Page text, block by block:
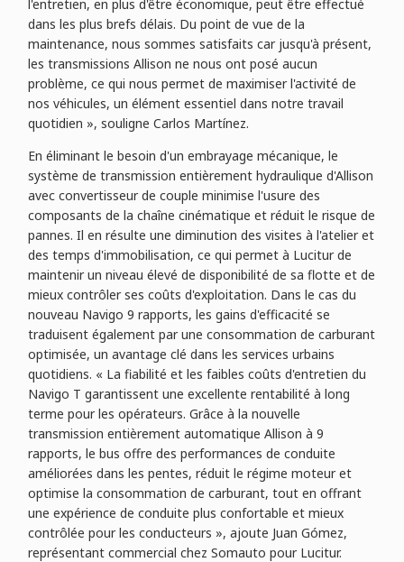
l'entretien, en plus d'être économique, peut être effectué
dans les plus brefs délais. Du point de vue de la
maintenance, nous sommes satisfaits car jusqu'à présent,
les transmissions Allison ne nous ont posé aucun
problème, ce qui nous permet de maximiser l'activité de
nos véhicules, un élément essentiel dans notre travail
quotidien », souligne Carlos Martínez.
En éliminant le besoin d'un embrayage mécanique, le
système de transmission entièrement hydraulique d'Allison
avec convertisseur de couple minimise l'usure des
composants de la chaîne cinématique et réduit le risque de
pannes. Il en résulte une diminution des visites à l'atelier et
des temps d'immobilisation, ce qui permet à Lucitur de
maintenir un niveau élevé de disponibilité de sa flotte et de
mieux contrôler ses coûts d'exploitation. Dans le cas du
nouveau Navigo 9 rapports, les gains d'efficacité se
traduisent également par une consommation de carburant
optimisée, un avantage clé dans les services urbains
quotidiens. « La fiabilité et les faibles coûts d'entretien du
Navigo T garantissent une excellente rentabilité à long
terme pour les opérateurs. Grâce à la nouvelle
transmission entièrement automatique Allison à 9
rapports, le bus offre des performances de conduite
améliorées dans les pentes, réduit le régime moteur et
optimise la consommation de carburant, tout en offrant
une expérience de conduite plus confortable et mieux
contrôlée pour les conducteurs », ajoute Juan Gómez,
représentant commercial chez Somauto pour Lucitur.